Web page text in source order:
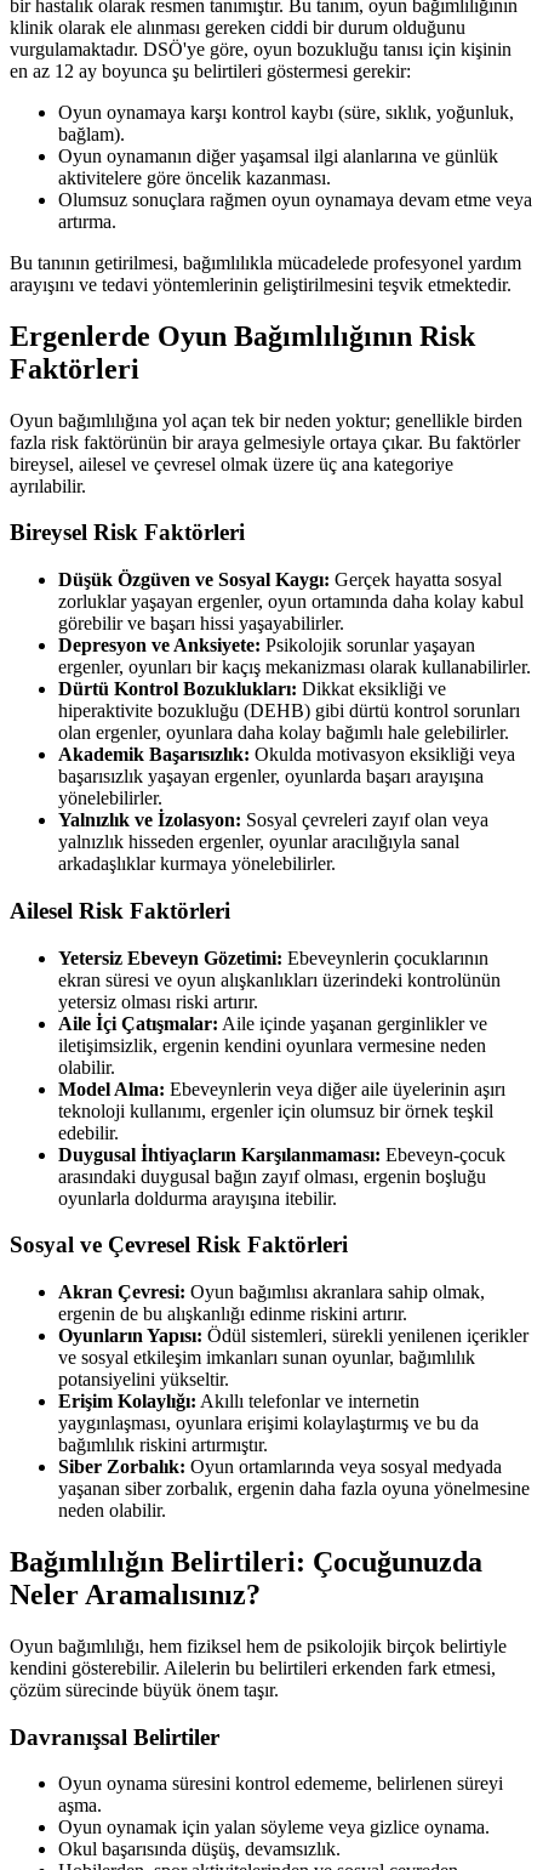
bir hastalık olarak resmen tanımıştır. Bu tanım, oyun bağımlılığının
klinik olarak ele alınması gereken ciddi bir durum olduğunu
vurgulamaktadır. DSÖ'ye göre, oyun bozukluğu tanısı için kişinin
en az 12 ay boyunca şu belirtileri göstermesi gerekir:
Oyun oynamaya karşı kontrol kaybı (süre, sıklık, yoğunluk,
bağlam).
Oyun oynamanın diğer yaşamsal ilgi alanlarına ve günlük
aktivitelere göre öncelik kazanması.
Olumsuz sonuçlara rağmen oyun oynamaya devam etme veya
artırma.
Bu tanının getirilmesi, bağımlılıkla mücadelede profesyonel yardım
arayışını ve tedavi yöntemlerinin geliştirilmesini teşvik etmektedir.
Ergenlerde Oyun Bağımlılığının Risk
Faktörleri
Oyun bağımlılığına yol açan tek bir neden yoktur; genellikle birden
fazla risk faktörünün bir araya gelmesiyle ortaya çıkar. Bu faktörler
bireysel, ailesel ve çevresel olmak üzere üç ana kategoriye
ayrılabilir.
Bireysel Risk Faktörleri
Düşük Özgüven ve Sosyal Kaygı: Gerçek hayatta sosyal
zorluklar yaşayan ergenler, oyun ortamında daha kolay kabul
görebilir ve başarı hissi yaşayabilirler.
Depresyon ve Anksiyete: Psikolojik sorunlar yaşayan
ergenler, oyunları bir kaçış mekanizması olarak kullanabilirler.
Dürtü Kontrol Bozuklukları: Dikkat eksikliği ve
hiperaktivite bozukluğu (DEHB) gibi dürtü kontrol sorunları
olan ergenler, oyunlara daha kolay bağımlı hale gelebilirler.
Akademik Başarısızlık: Okulda motivasyon eksikliği veya
başarısızlık yaşayan ergenler, oyunlarda başarı arayışına
yönelebilirler.
Yalnızlık ve İzolasyon: Sosyal çevreleri zayıf olan veya
yalnızlık hisseden ergenler, oyunlar aracılığıyla sanal
arkadaşlıklar kurmaya yönelebilirler.
Ailesel Risk Faktörleri
Yetersiz Ebeveyn Gözetimi: Ebeveynlerin çocuklarının
ekran süresi ve oyun alışkanlıkları üzerindeki kontrolünün
yetersiz olması riski artırır.
Aile İçi Çatışmalar: Aile içinde yaşanan gerginlikler ve
iletişimsizlik, ergenin kendini oyunlara vermesine neden
olabilir.
Model Alma: Ebeveynlerin veya diğer aile üyelerinin aşırı
teknoloji kullanımı, ergenler için olumsuz bir örnek teşkil
edebilir.
Duygusal İhtiyaçların Karşılanmaması: Ebeveyn-çocuk
arasındaki duygusal bağın zayıf olması, ergenin boşluğu
oyunlarla doldurma arayışına itebilir.
Sosyal ve Çevresel Risk Faktörleri
Akran Çevresi: Oyun bağımlısı akranlara sahip olmak,
ergenin de bu alışkanlığı edinme riskini artırır.
Oyunların Yapısı: Ödül sistemleri, sürekli yenilenen içerikler
ve sosyal etkileşim imkanları sunan oyunlar, bağımlılık
potansiyelini yükseltir.
Erişim Kolaylığı: Akıllı telefonlar ve internetin
yaygınlaşması, oyunlara erişimi kolaylaştırmış ve bu da
bağımlılık riskini artırmıştır.
Siber Zorbalık: Oyun ortamlarında veya sosyal medyada
yaşanan siber zorbalık, ergenin daha fazla oyuna yönelmesine
neden olabilir.
Bağımlılığın Belirtileri: Çocuğunuzda
Neler Aramalısınız?
Oyun bağımlılığı, hem fiziksel hem de psikolojik birçok belirtiyle
kendini gösterebilir. Ailelerin bu belirtileri erkenden fark etmesi,
çözüm sürecinde büyük önem taşır.
Davranışsal Belirtiler
Oyun oynama süresini kontrol edememe, belirlenen süreyi
aşma.
Oyun oynamak için yalan söyleme veya gizlice oynama.
Okul başarısında düşüş, devamsızlık.